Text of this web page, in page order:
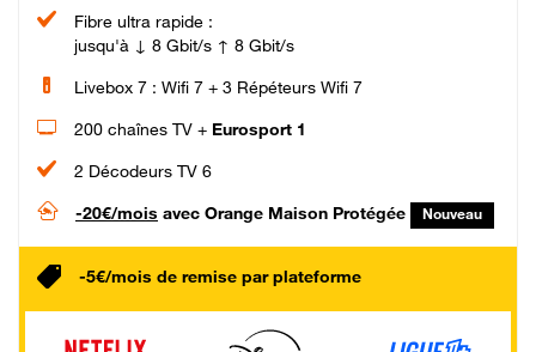
Fibre ultra rapide :
jusqu'à ↓ 8 Gbit/s ↑ 8 Gbit/s
Livebox 7 : Wifi 7 + 3 Répéteurs Wifi 7
200 chaînes TV + Eurosport 1
2 Décodeurs TV 6
-20€/mois avec Orange Maison Protégée Nouveau
-5€/mois de remise par plateforme